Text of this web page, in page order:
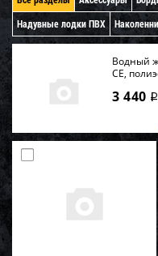
Надувные лодки ПВХ
Водный
CE,
3 440 i